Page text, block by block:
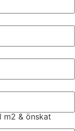
m2 & önskat